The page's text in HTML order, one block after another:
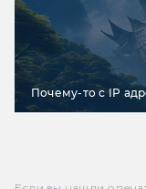
Почему-то с IP